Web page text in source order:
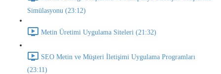
Simülasyonu (23:12)
Metin Üretimi Uygulama Siteleri (21:32)
SEO Metin ve Müşteri İletişimi Uygulama Programları
(23:11)